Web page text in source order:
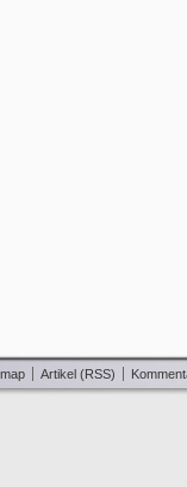
Artikel (RSS)